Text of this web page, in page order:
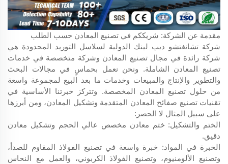
مقدمة عن الشركة: شريككم في تصنيع المعادن حسب الطلب
شركة تشانغتشو ديب لينك الدولية لسلاسل التوريد المحدودة هي
شركة رائدة في مجال تصنيع المعادن وشركة متخصصة في خدمات
تصنيع المعادن الشاملة. ونحن نعمل بحماسٍ في مجالات البحث
والتطوير والإنتاج والمبيعات وخدمات ما بعد البيع لمجموعة واسعة
من حلول تصنيع المعادن المخصصة. وتتركز خبرتنا الأساسية في
تقنيات تصنيع صفائح المعادن المتقدمة وتشكيل المعادن، ومن أبرزها
على سبيل المثال لا الحصر:
الختم والتشكيل: ختم معادن مخصص عالي الحجم وتشكيل معادن
دقيق.
الخبرة في المواد: خبرة واسعة في تصنيع الفولاذ المقاوم للصدأ،
وتصنيع الألومنيوم، وتصنيع الفولاذ الكربوني، والعمل مع النحاس